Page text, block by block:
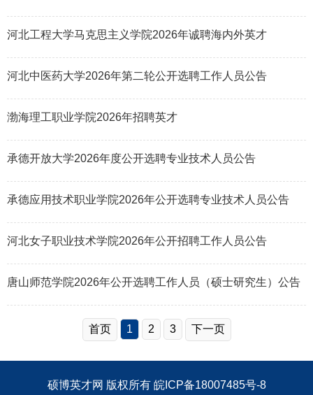
河北工程大学马克思主义学院2026年诚聘海内外英才
河北中医药大学2026年第二轮公开选聘工作人员公告
渤海理工职业学院2026年招聘英才
承德开放大学2026年度公开选聘专业技术人员公告
承德应用技术职业学院2026年公开选聘专业技术人员公告
河北女子职业技术学院2026年公开招聘工作人员公告
唐山师范学院2026年公开选聘工作人员（硕士研究生）公告
首页 1 2 3 下一页
硕博英才网 版权所有 皖ICP备18007485号-8